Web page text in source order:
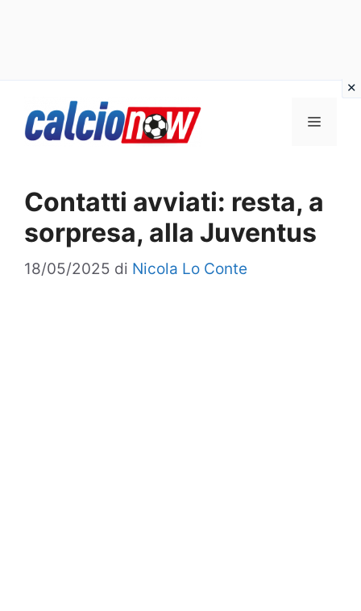
Menu
Contatti avviati: resta, a
sorpresa, alla Juventus
18/05/2025 di Nicola Lo Conte